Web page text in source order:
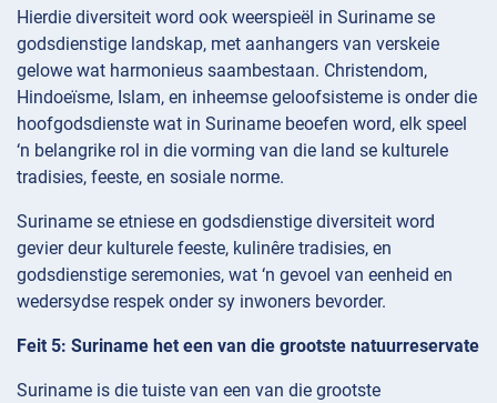
Hierdie diversiteit word ook weerspieël in Suriname se
godsdienstige landskap, met aanhangers van verskeie
gelowe wat harmonieus saambestaan. Christendom,
Hindoeïsme, Islam, en inheemse geloofsisteme is onder die
hoofgodsdienste wat in Suriname beoefen word, elk speel
‘n belangrike rol in die vorming van die land se kulturele
tradisies, feeste, en sosiale norme.
Suriname se etniese en godsdienstige diversiteit word
gevier deur kulturele feeste, kulinêre tradisies, en
godsdienstige seremonies, wat ‘n gevoel van eenheid en
wedersydse respek onder sy inwoners bevorder.
Feit 5: Suriname het een van die grootste natuurreservate
Suriname is die tuiste van een van die grootste